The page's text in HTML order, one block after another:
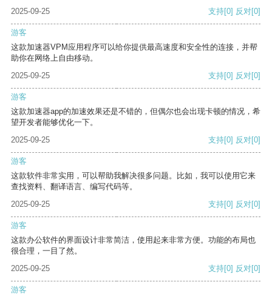
2025-09-25
支持[0] 反对[0]
游客
这款加速器VPM应用程序可以给你提供最高速度和安全性的连接，并帮
助你在网络上自由移动。
2025-09-25
支持[0] 反对[0]
游客
这款加速器app的加速效果还是不错的，但偶尔也会出现卡顿的情况，希
望开发者能够优化一下。
2025-09-25
支持[0] 反对[0]
游客
这款软件非常实用，可以帮助我解决很多问题。比如，我可以使用它来
查找资料、翻译语言、编写代码等。
2025-09-25
支持[0] 反对[0]
游客
这款办公软件的界面设计非常简洁，使用起来非常方便。功能的布局也
很合理，一目了然。
2025-09-25
支持[0] 反对[0]
游客